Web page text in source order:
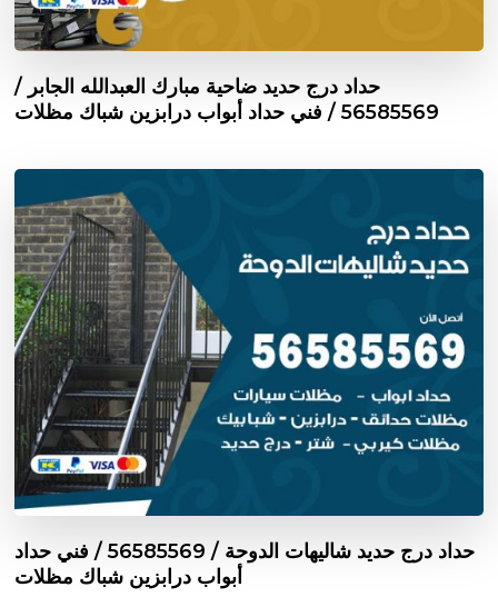
حداد درج حديد ضاحية مبارك العبدالله الجابر /
56585569 / فني حداد أبواب درابزين شباك مظلات
حداد درج حديد شاليهات الدوحة / 56585569 / فني حداد
أبواب درابزين شباك مظلات